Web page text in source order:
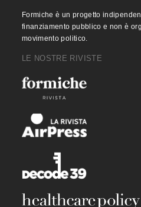
Formiche è un progetto
finanziamento pubblico e non è
movimento politico.
LE NOSTRE RIVISTE